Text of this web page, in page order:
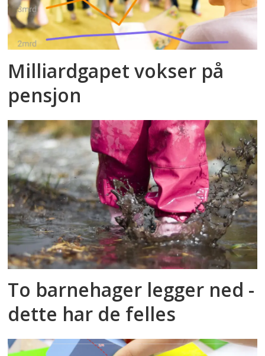
Milliardgapet vokser på
pensjon
To barnehager legger ned -
dette har de felles